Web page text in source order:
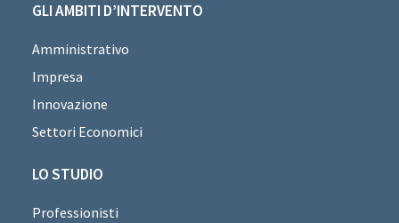
GLI AMBITI D’INTERVENTO
Amministrativo
Impresa
Innovazione
Settori Economici
LO STUDIO
Professionisti